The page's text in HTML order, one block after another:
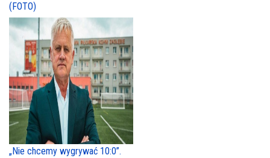
(FOTO)
„Nie chcemy wygrywać 10:0”.